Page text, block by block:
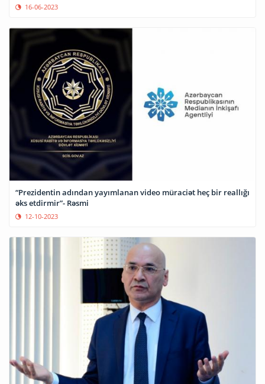
16-06-2023
“Prezidentin adından yayımlanan video müraciət heç bir reallığı
əks etdirmir”- Rəsmi
12-10-2023